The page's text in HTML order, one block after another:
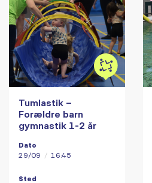
Tumlastik –
Forældre barn
gymnastik 1-2 år
Dato
29/09 / 16:45
Sted